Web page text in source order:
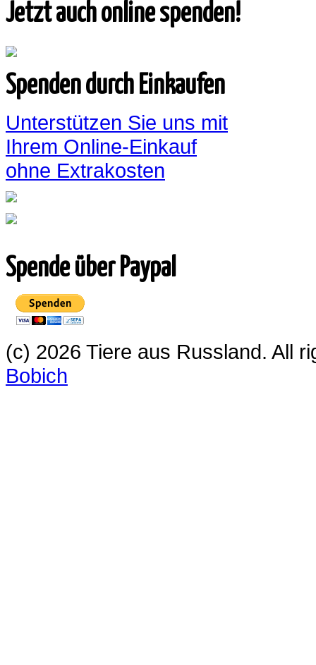
Jetzt auch online spenden!
Spenden durch Einkaufen
Unterstützen Sie uns mit
Ihrem Online-Einkauf
ohne Extrakosten
Spende über Paypal
(c) 2026 Tiere aus Russland. All
Bobich